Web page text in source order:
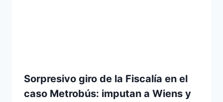
Sorpresivo giro de la Fiscalía en el
caso Metrobús: imputan a Wiens y